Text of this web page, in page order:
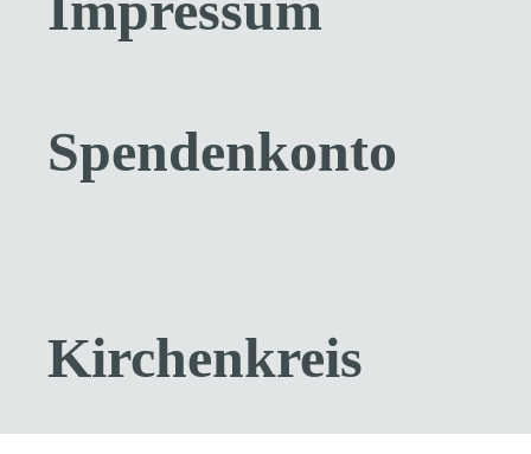
Spendenkonto
Kirchenkreis